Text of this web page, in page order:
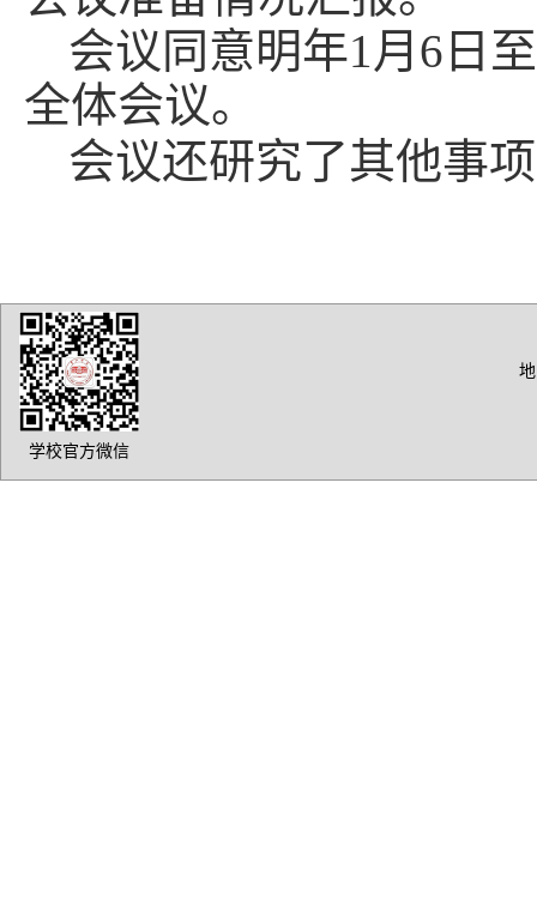
会议同意明年1月6日
全体会议。
会议还研究了其他事
学校官方微信